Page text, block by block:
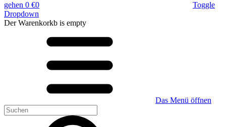
gehen 0 €0
Toggle
Dropdown
Der Warenkorkb is empty
Das Menü öffnen